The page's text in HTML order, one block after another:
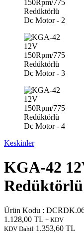
Keskinler
KGA-42
Ürün Kodu :
1.128,00 TL + KDV
KDV Dahil 1.353,60 TL